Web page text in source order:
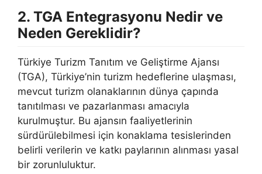
2. TGA Entegrasyonu Nedir ve
Neden Gereklidir?
Türkiye Turizm Tanıtım ve Geliştirme Ajansı
(TGA), Türkiye’nin turizm hedeflerine ulaşması,
mevcut turizm olanaklarının dünya çapında
tanıtılması ve pazarlanması amacıyla
kurulmuştur. Bu ajansın faaliyetlerinin
sürdürülebilmesi için konaklama tesislerinden
belirli verilerin ve katkı paylarının alınması yasal
bir zorunluluktur.